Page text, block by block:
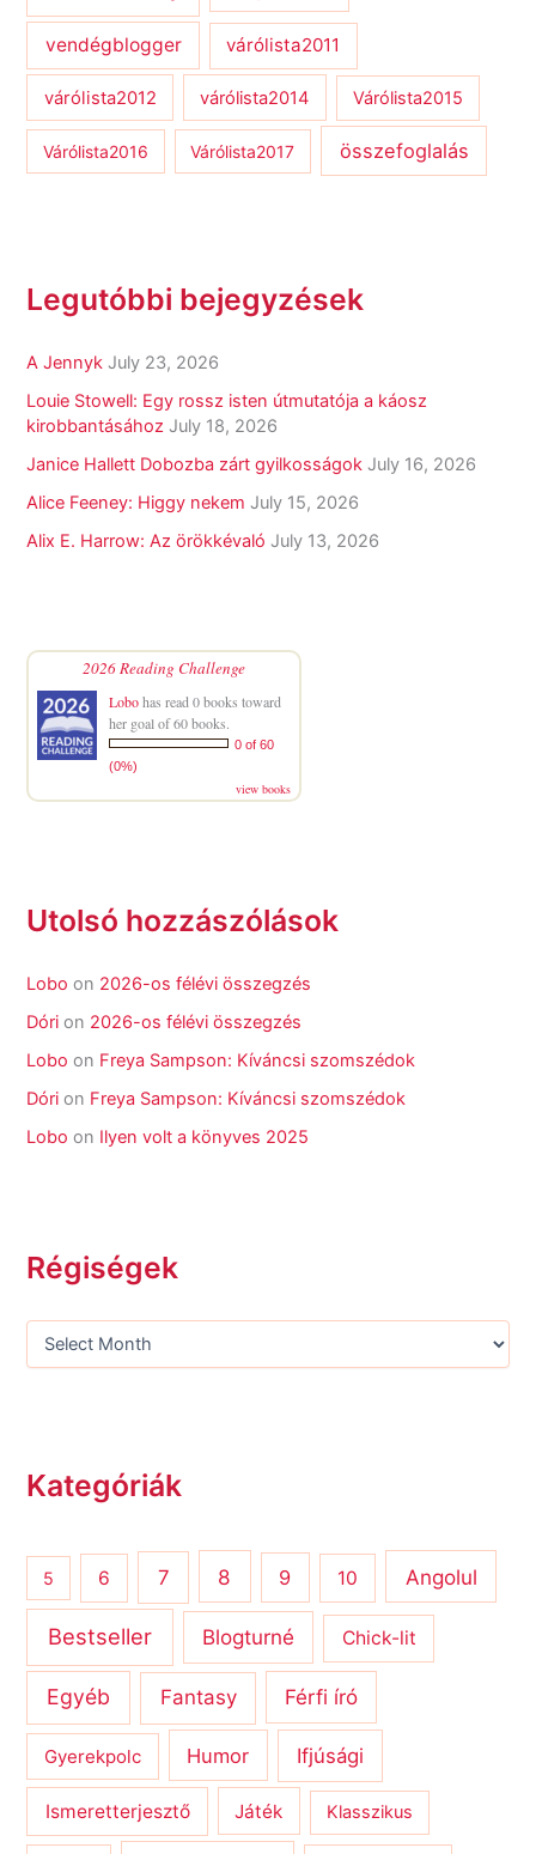
vendégblogger várólista2011
várólista2012 várólista2014 Várólista2015
Várólista2016 Várólista2017 összefoglalás
Legutóbbi bejegyzések
A Jennyk July 23, 2026
Louie Stowell: Egy ​rossz isten útmutatója a káosz
kirobbantásához July 18, 2026
Janice Hallett Dobozba zárt gyilkosságok July 16, 2026
Alice Feeney: Higgy nekem July 15, 2026
Alix E. Harrow: Az örökkévaló July 13, 2026
2026 Reading Challenge
Lobohas read 0 books toward
her goal of 60 books.
0 of 60
(0%)
view books
Utolsó hozzászólások
Lobo on 2026-os félévi összegzés
Dóri on 2026-os félévi összegzés
Lobo on Freya Sampson: Kíváncsi szomszédok
Dóri on Freya Sampson: Kíváncsi szomszédok
Lobo on Ilyen volt a könyves 2025
Régiségek
Kategóriák
5 6 7 8 9 10 Angolul
Bestseller Blogturné Chick-lit
Egyéb Fantasy Férfi író
Gyerekpolc Humor Ifjúsági
Ismeretterjesztő Játék Klasszikus